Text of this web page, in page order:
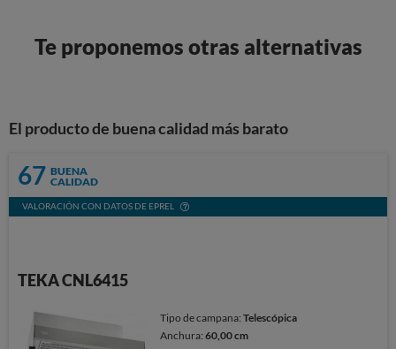
Te proponemos otras alternativas
El producto de buena calidad más barato
67 BUENA
CALIDAD
VALORACIÓN CON DATOS DE EPREL
TEKA CNL6415
Tipo de campana:Telescópica
Anchura:60,00 cm